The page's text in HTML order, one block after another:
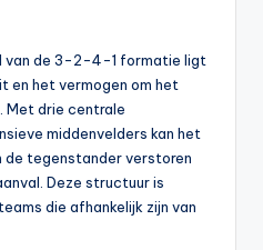
van de 3-2-4-1 formatie ligt
en het vermogen om het
Met drie centrale
middenvelders kan het
tegenstander verstoren
Deze structuur is
die afhankelijk zijn van